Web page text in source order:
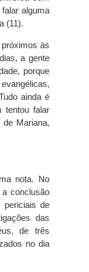
alguma
(11).
às
a gente
porque
ainda é
tentou falar
Mariana,
nota. No
a conclusão
periciais de
das
de três
no dia